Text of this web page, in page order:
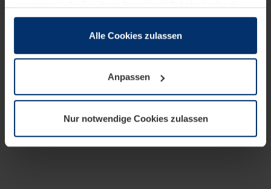
sie im Rahmen Ihrer Nutzung der Dienste gesammelt
wenn diese für den Betrieb dieser Seite unbedingt
notwendig sind. Für alle anderen Cookie-Typen benötigen
wir Ihre Erlaubnis. Ihre Einwilligung können Sie jederzeit
Datenschutzerklärungunserer Website ändern oder
widerrufen.
Alle Cookies zulassen
Anpassen
Nur notwendige Cookies zulassen